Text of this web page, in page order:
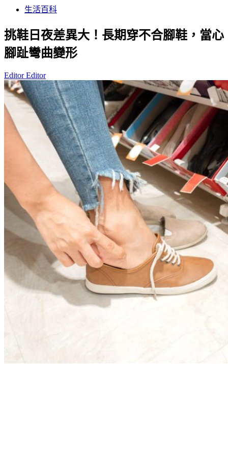
生活百科
挑鞋日夜差異大！長期穿不合腳鞋，當心
腳趾彎曲變形
Editor Editor